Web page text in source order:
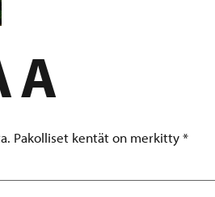
Pakolliset kentät on merkitty*